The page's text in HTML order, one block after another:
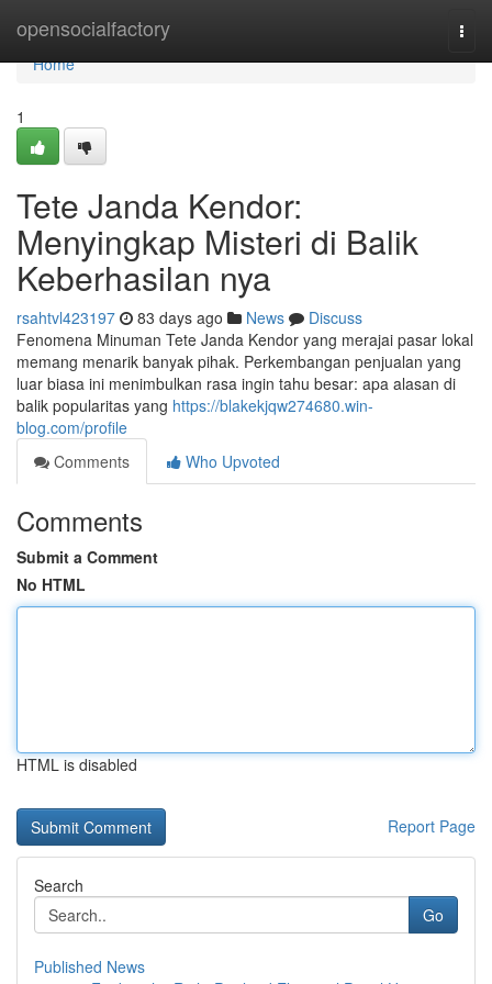
opensocialfactory
Home
Home
1
Tete Janda Kendor:
Menyingkap Misteri di Balik
Keberhasilan nya
rsahtvl423197 83 days ago News
Discuss
Fenomena Minuman Tete Janda Kendor yang merajai pasar lokal
memang menarik banyak pihak. Perkembangan penjualan yang
luar biasa ini menimbulkan rasa ingin tahu besar: apa alasan di
balik popularitas yang https://blakekjqw274680.win-
blog.com/profile
Comments
Who Upvoted
Comments
Submit a Comment
No HTML
HTML is disabled
Report Page
Search
Go
Published News